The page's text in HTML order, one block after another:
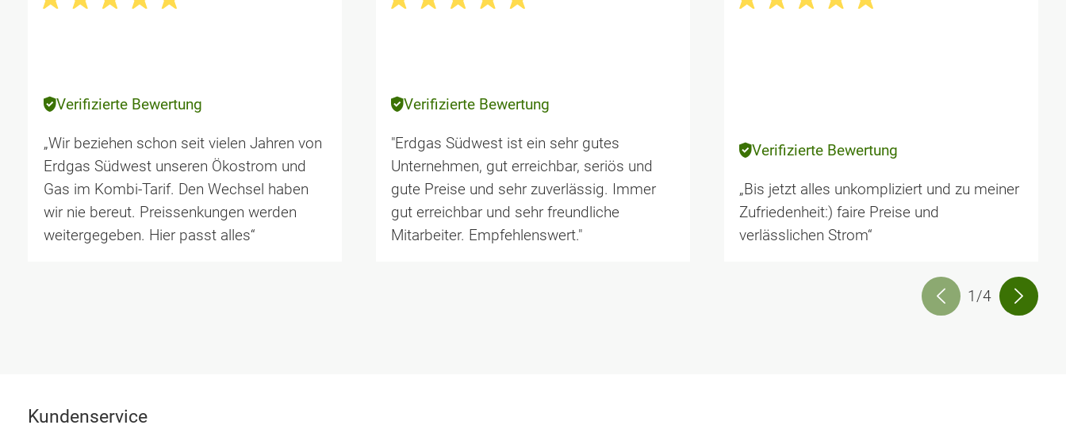
„Wir beziehen schon seit vielen Jahren von
Erdgas Südwest unseren Ökostrom und
Gas im Kombi-Tarif. Den Wechsel haben
wir nie bereut. Preissenkungen werden
weitergegeben. Hier passt alles“
Verifizierte Bewertung
"Erdgas Südwest ist ein sehr gutes
Unternehmen, gut erreichbar, seriös und
gute Preise und sehr zuverlässig. Immer
gut erreichbar und sehr freundliche
Mitarbeiter. Empfehlenswert."
Verifizierte Bewertung
„Bis jetzt alles unkompliziert und zu meiner
Zufriedenheit:) faire Preise und
verlässlichen Strom“
Verifizierte Bewertung
1/4
Kundenservice